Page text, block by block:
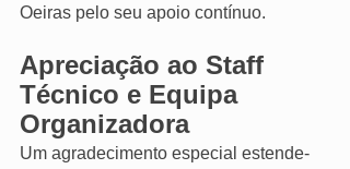
Oeiras pelo seu apoio contínuo.
Apreciação ao Staff
Técnico e Equipa
Organizadora
Um agradecimento especial estende-